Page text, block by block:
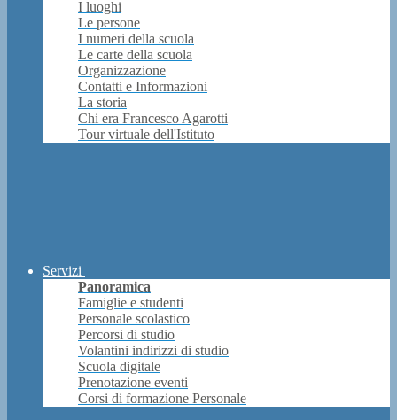
I luoghi
Le persone
I numeri della scuola
Le carte della scuola
Organizzazione
Contatti e Informazioni
La storia
Chi era Francesco Agarotti
Tour virtuale dell'Istituto
Servizi
Panoramica
Famiglie e studenti
Personale scolastico
Percorsi di studio
Volantini indirizzi di studio
Scuola digitale
Prenotazione eventi
Corsi di formazione Personale